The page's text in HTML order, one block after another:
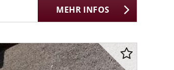
MEHR INFOS